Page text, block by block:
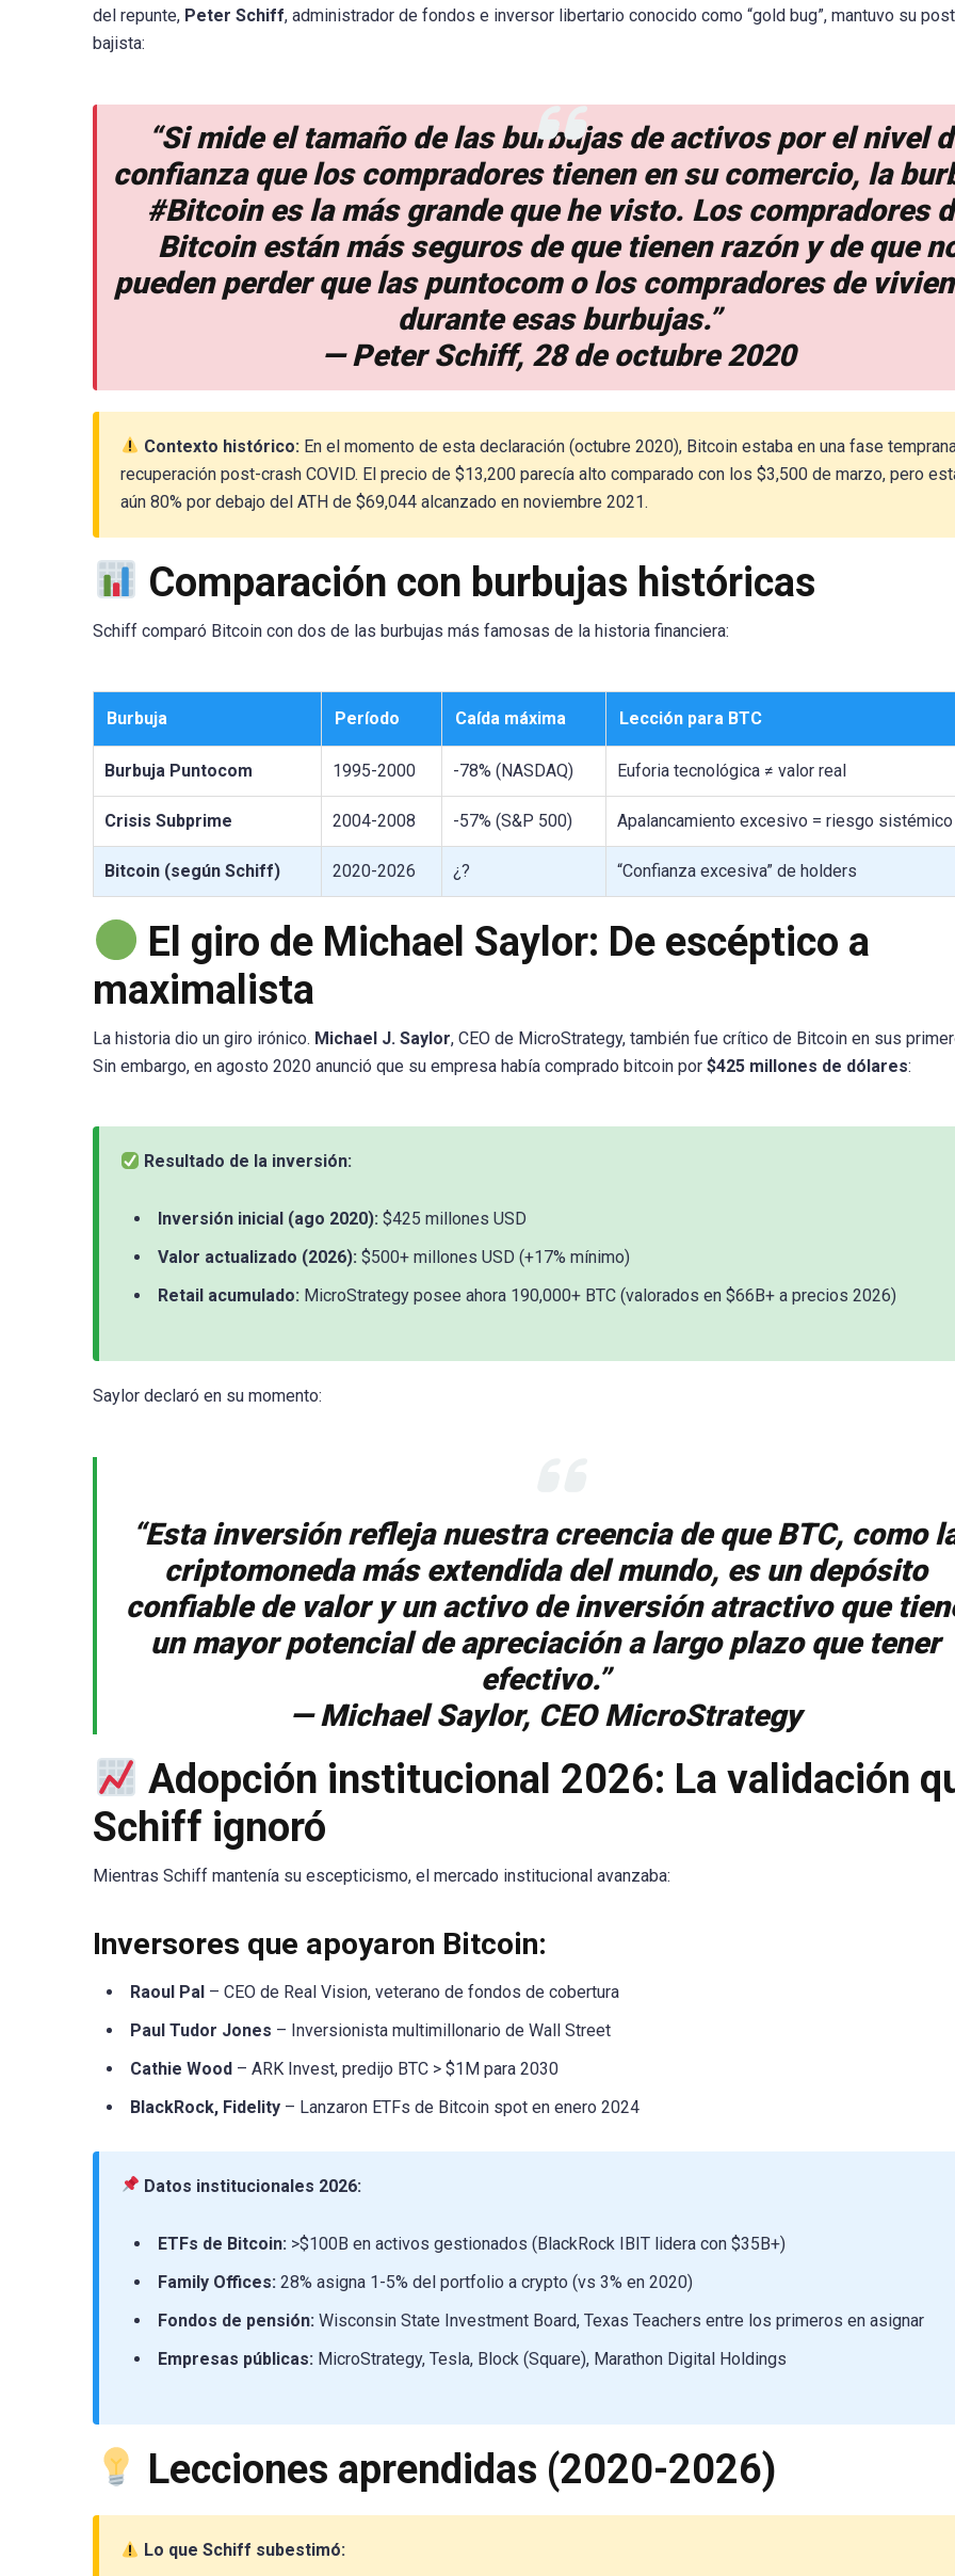
del repunte, Peter Schiff, administrador de fondos e inversor libertario conocido como “gold bug”, mantuvo su
bajista:
“Si mide el tamaño de las burbujas de activos por el nivel
confianza que los compradores tienen en su comercio, la
#Bitcoin es la más grande que he visto. Los compradores
Bitcoin están más seguros de que tienen razón y de que
pueden perder que las puntocom o los compradores de
durante esas burbujas.”
— Peter Schiff, 28 de octubre 2020
Contexto histórico: En el momento de esta declaración (octubre 2020), Bitcoin estaba en una fase
recuperación post-crash COVID. El precio de $13,200 parecía alto comparado con los $3,500 de marzo, pero
aún 80% por debajo del ATH de $69,044 alcanzado en noviembre 2021.
Comparación con burbujas históricas
Schiff comparó Bitcoin con dos de las burbujas más famosas de la historia financiera:
Burbuja Período Caída máxima Lección para BTC
Burbuja Puntocom 1995-2000 -78% (NASDAQ) Euforia tecnológica ≠ valor real
Crisis Subprime 2004-2008 -57% (S&P 500) Apalancamiento excesivo = riesgo sistémico
Bitcoin (según Schiff) 2020-2026 ¿? “Confianza excesiva” de holders
El giro de Michael Saylor: De escéptico a
maximalista
La historia dio un giro irónico. Michael J. Saylor, CEO de MicroStrategy, también fue crítico de Bitcoin en sus
Sin embargo, en agosto 2020 anunció que su empresa había comprado bitcoin por $425 millones de dólares:
Resultado de la inversión:
Inversión inicial (ago 2020): $425 millones USD
Valor actualizado (2026): $500+ millones USD (+17% mínimo)
Retail acumulado: MicroStrategy posee ahora 190,000+ BTC (valorados en $66B+ a precios 2026)
Saylor declaró en su momento:
“Esta inversión refleja nuestra creencia de que BTC, como
criptomoneda más extendida del mundo, es un depósito
confiable de valor y un activo de inversión atractivo que
un mayor potencial de apreciación a largo plazo que tener
efectivo.”
— Michael Saylor, CEO MicroStrategy
Adopción institucional 2026: La validación
Schiff ignoró
Mientras Schiff mantenía su escepticismo, el mercado institucional avanzaba:
Inversores que apoyaron Bitcoin:
Raoul Pal – CEO de Real Vision, veterano de fondos de cobertura
Paul Tudor Jones – Inversionista multimillonario de Wall Street
Cathie Wood – ARK Invest, predijo BTC > $1M para 2030
BlackRock, Fidelity – Lanzaron ETFs de Bitcoin spot en enero 2024
Datos institucionales 2026:
ETFs de Bitcoin: >$100B en activos gestionados (BlackRock IBIT lidera con $35B+)
Family Offices: 28% asigna 1-5% del portfolio a crypto (vs 3% en 2020)
Fondos de pensión: Wisconsin State Investment Board, Texas Teachers entre los primeros en asignar
Empresas públicas: MicroStrategy, Tesla, Block (Square), Marathon Digital Holdings
Lecciones aprendidas (2020-2026)
Lo que Schiff subestimó: